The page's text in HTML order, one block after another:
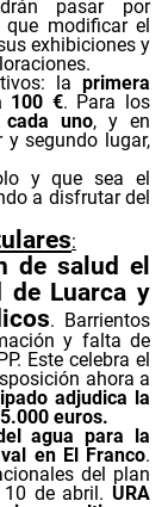
pasar por
modificar el
exhibiciones y
laprimera
100 €. Para los
uno, y en
y segundo lugar,
y que sea el
a disfrutar del
:
de salud el
de Luarca y
. Barrientos
y falta de
Este celebra el
ahora a
adjudica la
euros.
agua para la
en El Franco.
del plan
de abril. URA